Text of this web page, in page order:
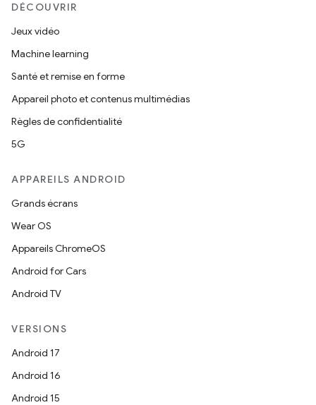
DÉCOUVRIR
Jeux vidéo
Machine learning
Santé et remise en forme
Appareil photo et contenus multimédias
Règles de confidentialité
5G
APPAREILS ANDROID
Grands écrans
Wear OS
Appareils ChromeOS
Android for Cars
Android TV
VERSIONS
Android 17
Android 16
Android 15